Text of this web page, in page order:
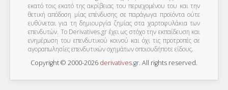
εκατό τοις εκατό της ακρίβειας του περιεχομένου του και την
θετική απόδοση μίας επένδυσης σε παράγωγα προϊόντα ούτε
ευθύνεται για τη δημιουργία ζημίας στα χαρτοφυλάκια των
επενδυτών. To Derivatives.gr έχει ως στόχο την εκπαίδευση και
ενημέρωση του επενδυτικού κοινού και όχι τις προτροπές σε
αγοραπωλησίες επενδυτικών οχημάτων οποιουδήποτε είδους.
Copyright © 2000-2026 derivatives.gr. All rights reserved.